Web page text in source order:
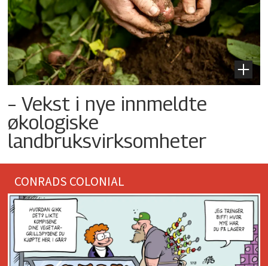
– Vekst i nye innmeldte
økologiske
landbruksvirksomheter
CONRADS COLONIAL